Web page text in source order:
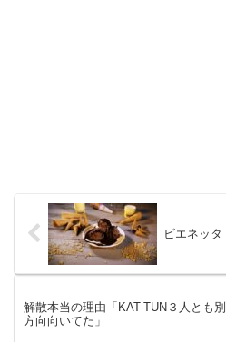
ビエネッタ
解散本当の理由「KAT-TUN３人とも
方向向いてた」